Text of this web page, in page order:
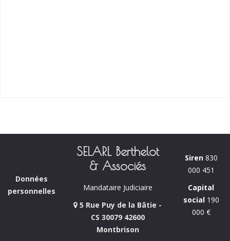
Données
personnelles
SELARL Berthelot
& Associés
Mandataire Judiciaire
5 Rue Puy de la Bâtie -
CS 30079 42600
Montbrison
Siren830
000 451
Capital
social190
000 €